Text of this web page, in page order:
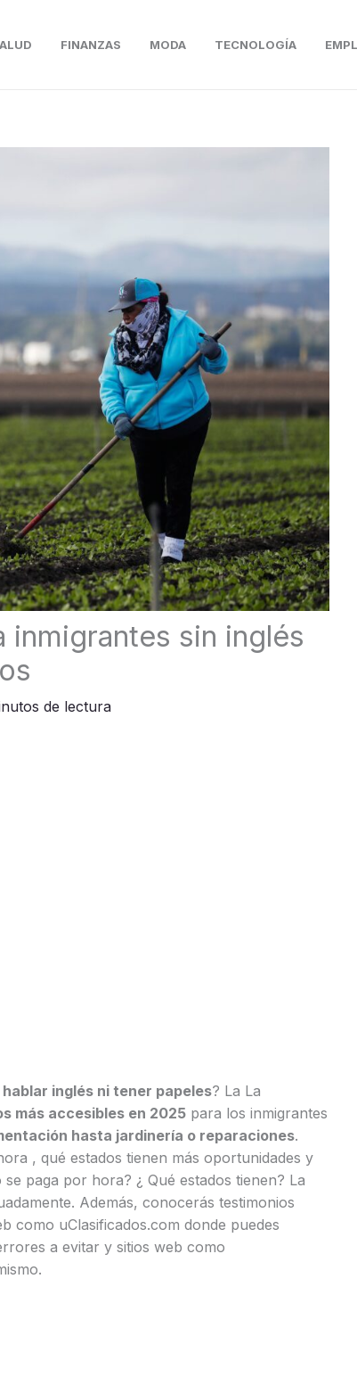
FINANZAS MODA TECNOLOGÍA
inmigrantes sin inglés
de lectura
hablar inglés ni tener papeles? La La
más accesibles en 2025 para los inmigrantes
hasta jardinería o reparaciones.
, qué estados tienen más oportunidades y
se paga por hora? ¿ Qué estados tienen? La
Además, conocerás testimonios
como uClasificados.com donde puedes
a evitar y sitios web como